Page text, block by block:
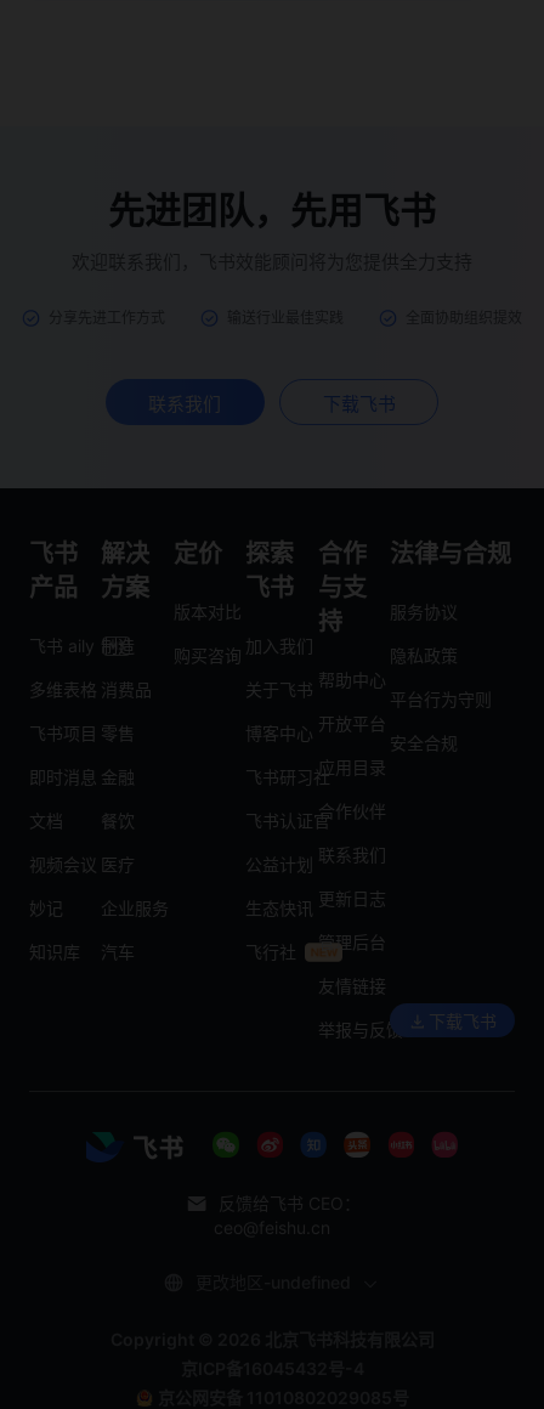
先进团队，先用飞书
联系我们 下载飞书
飞书
产品
飞书 aily
多维表格
飞书项目
即时消息
文档
视频会议
妙记
知识库
解决
方案
制造
消费品
零售
金融
餐饮
医疗
企业服务
汽车
定价
版本对比
购买咨询
探索
飞书
加入我们
关于飞书
博客中心
飞书研习社
飞书认证官
公益计划
生态快讯
飞行社
合作
与支
持
帮助中心
开放平台
应用目录
合作伙伴
联系我们
更新日志
管理后台
友情链接
举报与反馈
法律与合规
服务协议
隐私政策
平台行为守则
安全合规
下载飞书
反馈给飞书 CEO：
ceo@feishu.cn